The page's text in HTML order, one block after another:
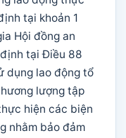
tại khoản 1
Hội đồng an
tại Điều 88
dụng lao động tổ
lượng tập
hiện các biện
nhằm bảo đảm